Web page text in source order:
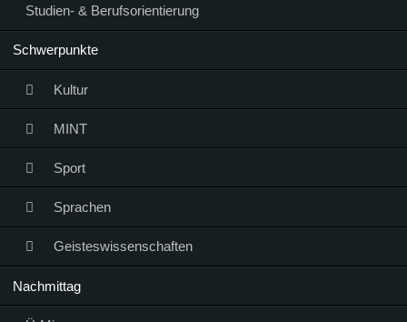
Studien- & Berufsorientierung
Schwerpunkte
Kultur
MINT
Sport
Sprachen
Geisteswissenschaften
Nachmittag